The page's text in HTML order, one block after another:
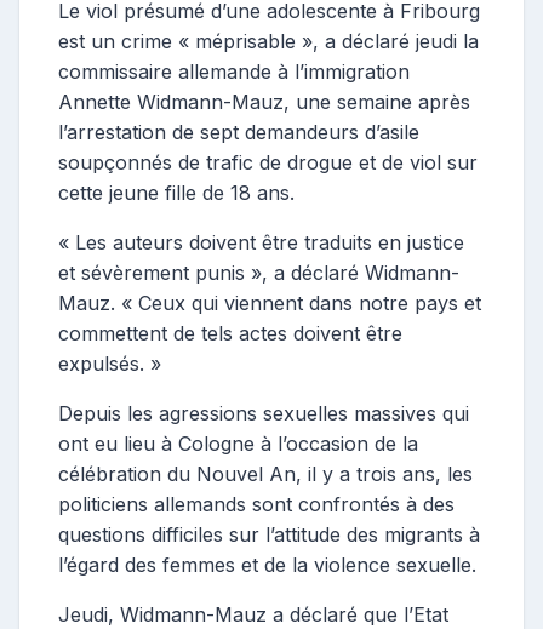
Le viol présumé d’une adolescente à Fribourg
est un crime « méprisable », a déclaré jeudi la
commissaire allemande à l’immigration
Annette Widmann-Mauz, une semaine après
l’arrestation de sept demandeurs d’asile
soupçonnés de trafic de drogue et de viol sur
cette jeune fille de 18 ans.
« Les auteurs doivent être traduits en justice
et sévèrement punis », a déclaré Widmann-
Mauz. « Ceux qui viennent dans notre pays et
commettent de tels actes doivent être
expulsés. »
Depuis les agressions sexuelles massives qui
ont eu lieu à Cologne à l’occasion de la
célébration du Nouvel An, il y a trois ans, les
politiciens allemands sont confrontés à des
questions difficiles sur l’attitude des migrants à
l’égard des femmes et de la violence sexuelle.
Jeudi, Widmann-Mauz a déclaré que l’Etat